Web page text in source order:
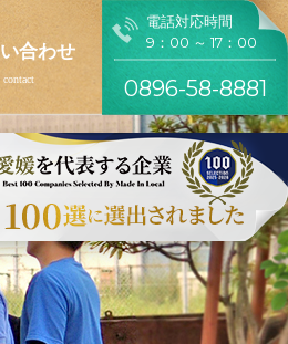
合わせ
電話対応時間
9：00 ～ 17：00
0896-58-8881